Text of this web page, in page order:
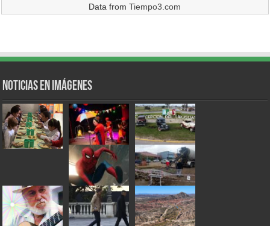
Data fromTiempo3.com
Noticias en Imágenes